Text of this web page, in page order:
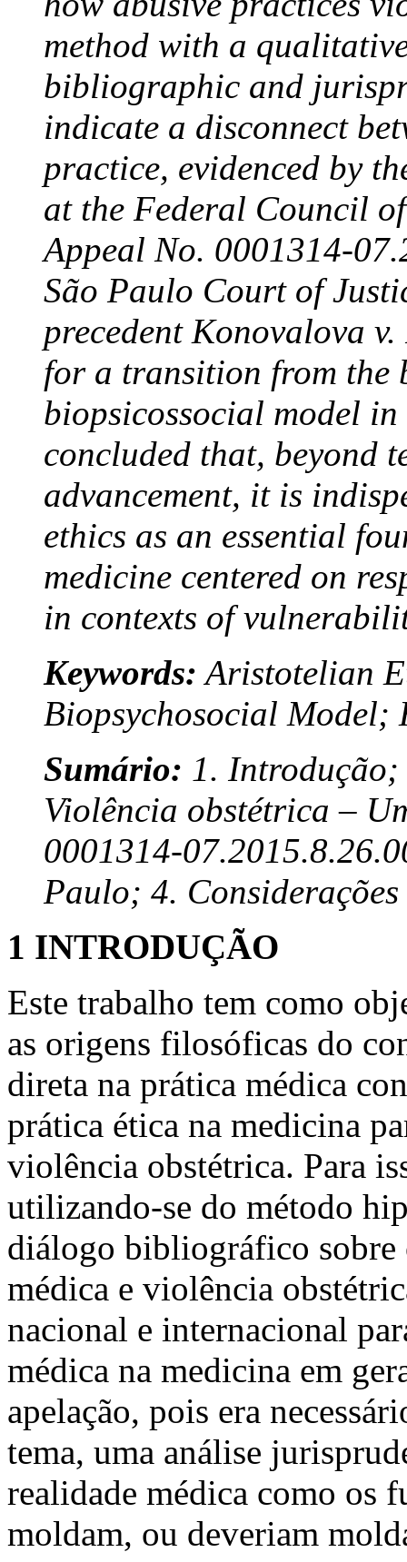
method with a
bibliographic and
indicate a disconnect
practice, evidenced by
at the Federal Council
Appeal No. 0001314-
São Paulo Court of
precedent Konovalova
for a transition from the
biopsicossocial model in
concluded that, beyond
advancement, it is
ethics as an essential
medicine centered on
in contexts of
Keywords: Aristotelian
Biopsychosocial Model;
Sumário: 1.
Violência obstétrica –
0001314-
Paulo; 4.
1 INTRODUÇÃO
Este trabalho tem como
as origens filosóficas do
direta na prática médica
prática ética na medicina
violência obstétrica. Para
utilizando-se do método
diálogo bibliográfico sobre
médica e violência
nacional e internacional
médica na medicina em
apelação, pois era
tema, uma análise
realidade médica como os
moldam, ou deveriam